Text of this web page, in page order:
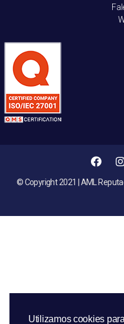
Utilizamos cookies
© Copyright 2021 | AML